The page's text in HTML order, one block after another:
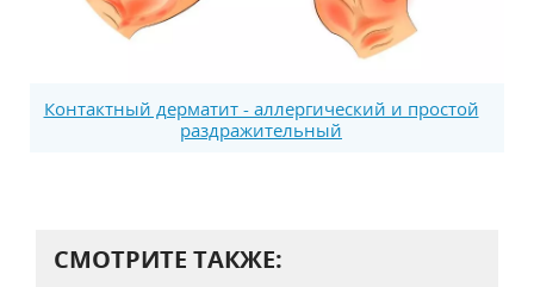
Контактный дерматит - аллергический и простой
раздражительный
СМОТРИТЕ ТАКЖЕ: